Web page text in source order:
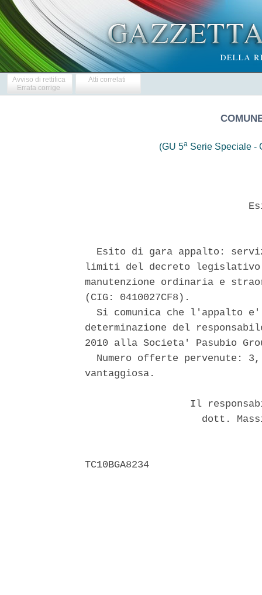
Avviso di rettifica
Errata corrige
Atti correlati
(GU 5a Serie Speciale -
Esito di gara appalto:
limiti del decreto legislativo
manutenzione ordinaria e
(CIG: 0410027CF8).
Si comunica che l'appalto
determinazione del
2010 alla Societa' Pasubio
Numero offerte pervenute:
vantaggiosa.
Il
dott.